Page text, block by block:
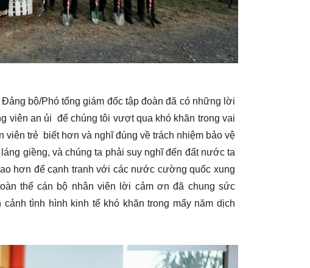
bộ/Phó tổng giám đốc tập đoàn đã có những lời
viên an ủi để chúng tôi vượt qua khó khăn trong vai
viên trẻ biết hơn và nghĩ đúng về trách nhiệm bảo vệ
giềng, và chúng ta phải suy nghĩ đến đất nước ta
hơn để cạnh tranh với các nước cường quốc xung
thể cán bộ nhân viên lời cảm ơn đã chung sức
tình hình kinh tế khó khăn trong mấy năm dịch